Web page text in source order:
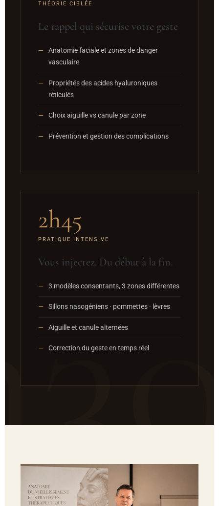
THÉORIE CIBLÉE
Le rappel qui sécurise votre geste
Anatomie faciale et zones de danger
vasculaire
Propriétés des acides hyaluroniques
réticulés
Choix aiguille vs canule par zone
Prévention et gestion des complications
2h45
PRATIQUE INTENSIVE
Vous injectez. Du début à la fin.
3 modèles consentants, 3 zones différentes
Sillons nasogéniens · pommettes · lèvres
Aiguille et canule alternées
Correction du geste en temps réel